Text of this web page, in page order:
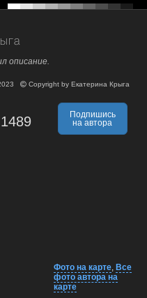
описание.
Copyright by Екатерина Крыга
1489
Подпишись
на автора
Фото на карте, Все
фото автора на
карте